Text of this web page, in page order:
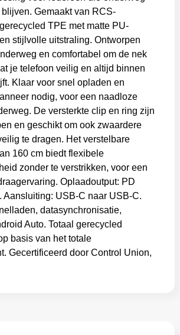
Gemaakt van RCS-
TPE met matte PU-
stijlvolle uitstraling. Ontworpen
en comfortabel om de nek
je telefoon veilig en altijd binnen
Klaar voor snel opladen en
nodig, voor een naadloze
De versterkte clip en ring zijn
en geschikt om ook zwaardere
te dragen. Het verstelbare
160 cm biedt flexibele
zonder te verstrikken, voor een
Oplaadoutput: PD
Aansluiting: USB-C naar USB-C.
datasynchronisatie,
Auto. Totaal gerecycled
basis van het totale
Gecertificeerd door Control Union,